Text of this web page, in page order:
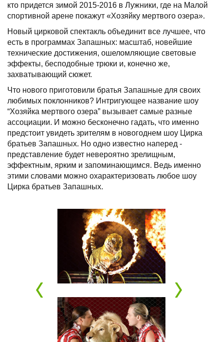
кто придется зимой 2015-2016 в Лужники, где на Малой
спортивной арене покажут «Хозяйку мертвого озера».
Новый цирковой спектакль объединит все лучшее, что
есть в программах Запашных: масштаб, новейшие
технические достижения, ошеломляющие световые
эффекты, бесподобные трюки и, конечно же,
захватывающий сюжет.
Что нового приготовили братья Запашные для своих
любимых поклонников? Интригующее название шоу
“Хозяйка мертвого озера” вызывает самые разные
ассоциации. И можно бесконечно гадать, что именно
предстоит увидеть зрителям в новогоднем шоу Цирка
братьев Запашных. Но одно известно наперед -
представление будет невероятно зрелищным,
эффектным, ярким и запоминающимся. Ведь именно
этими словами можно охарактеризовать любое шоу
Цирка братьев Запашных.